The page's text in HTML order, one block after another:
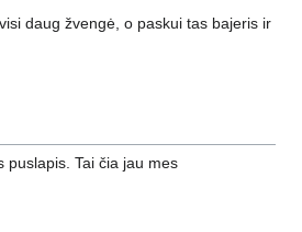
daug žvengė, o paskui tas bajeris ir
puslapis. Tai čia jau mes